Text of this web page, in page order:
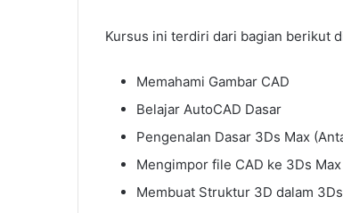
Kursus ini terdiri dari bagian berikut
Memahami Gambar CAD
Belajar AutoCAD Dasar
Pengenalan Dasar 3Ds Max
Mengimpor file CAD ke 3Ds Max
Membuat Struktur 3D dalam